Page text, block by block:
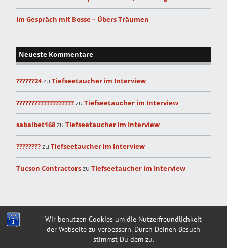
Wir benutzen Cookies um die Nutzerfreundlichkeit
der Webseite zu verbessern. Durch Deinen Besuch
stimmst Du dem zu.
Im Gespräch mit Bosse – Übers Träumen
Neueste Kommentare
??????24zu Tiefseetaucher im Interview
???????????????????zu Tiefseetaucher im Interview
sabaibet168zu Tiefseetaucher im Interview
????????zu Tiefseetaucher im Interview
Tucson Contractorszu Tiefseetaucher im Interview